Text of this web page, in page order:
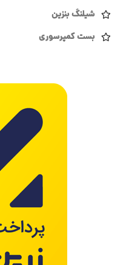
شیلنگ بنزین
بست کمپرسوری